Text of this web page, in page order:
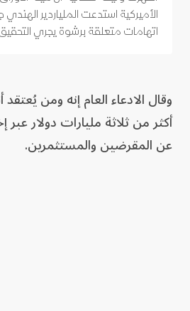
الأميركية استدعت الملياردير
اتهامات متعلقة برشوة يجري
وقال الادعاء العام إنه ومن
أكثر من ثلاثة مليارات دولار
عن المقرضين والمستثمرين.